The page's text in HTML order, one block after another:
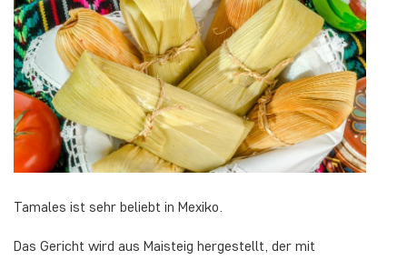
Tamales ist sehr beliebt in Mexiko.
Das Gericht wird aus Maisteig hergestellt, der mit